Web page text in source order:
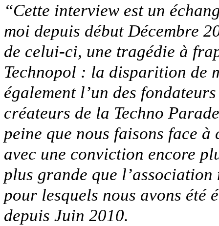
“Cette interview est un
moi depuis début Décembre
de celui-ci, une tragédie à
Technopol : la disparition de
également l’un des
créateurs de la Techno
peine que nous faisons face
avec une conviction encore
plus grande que l’association
pour lesquels nous avons été
depuis Juin 2010.